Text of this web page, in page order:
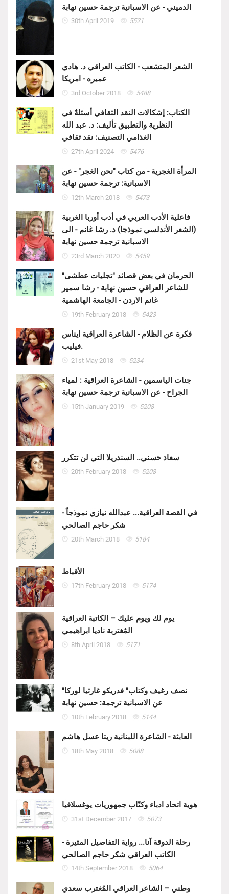
الدميني - عن الاسبانية ترجمة حسين نهابة
30th April 2019 5521
الشعر المتشعب - الكاتب العراقي د. هادي
عميره - امريكا
3rd October 2018 5488
الكتاب: إشكالات النقد الثقافي أسئلةٌ في
النظرية والتطبيق تأليف: د. عبد الله
الغذامي التصنيف: نقد ثقافي
27th April 2024 5476
المرأة الغجرية - من كتاب "نحن الغجر" - عن
الاسبانية: ترجمة حسين نهابة
12th March 2018 5473
فاعلية الأدب العربي في أدب أوربا الغربية
(الشعر الأندلسي نموذجا) د. رشا غانم - الى
الاسبانية ترجمة حسين نهابة
23rd March 2020 5459
الحرمان في بعض قصائد "تجليات عطشى"
للشاعر العراقي حسين نهابة - رشا سمير
غانم الاردن - الجامعة الهاشمية
19th February 2018 5423
فكرة عن الظلام - الشاعرة العراقية ايناس
فيليب.
21st May 2018 5234
جنات الياسمين - الشاعرة العراقية : لمياء
الجراح - عن الاسبانية ترجمة حسين نهابة
15th January 2019 5208
سعاد حسني.. السندريلا التي لن تتكرر
20th February 2018 5208
في القصة العراقية... عبدالله نيازي نموذجاً -
شكر حاجم الصالحي
20th March 2018 5184
الأقباط
17th February 2018 5174
يوم لك ويوم عليك – الكاتبة العراقية
المُغتربة ناديا ابراهيمي
8th April 2018 5171
"نصف رغيف وكتاب" فدريكو غارثيا لوركا
عن الاسبانية ترجمة: حسين نهابة
10th February 2018 5144
العابثة - الشاعرة اللبنانية ريتا عسل هاشم
18th May 2018 5088
هوية اتحاد ادباء وكتّاب جمهوريات يوغسلافيا
31st December 2017 5073
رحلة الدوقة آنا... رواية التفاصيل المثيرة -
الكاتب العراقي شكر حاجم الصالحي
14th September 2018 5064
وطني – الشاعر العراقي المُغترب سعدي